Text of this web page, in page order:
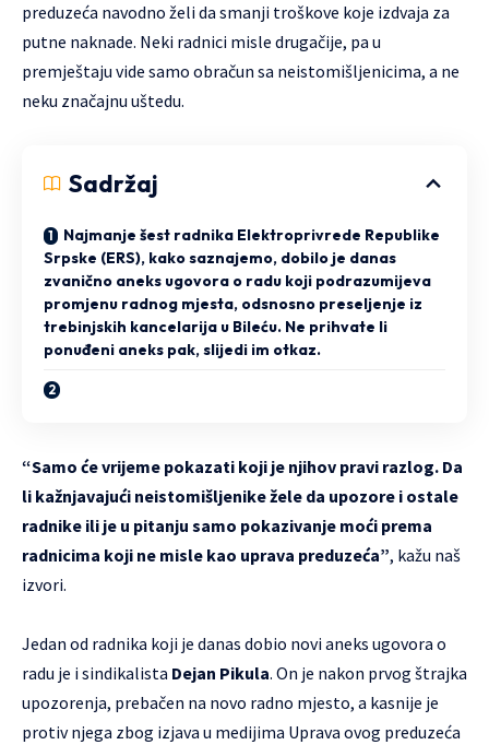
preduzeća navodno želi da smanji troškove koje izdvaja za
putne naknade. Neki radnici misle drugačije, pa u
premještaju vide samo obračun sa neistomišljenicima, a ne
neku značajnu uštedu.
Sadržaj
Najmanje šest radnika Elektroprivrede Republike
Srpske (ERS), kako saznajemo, dobilo je danas
zvanično aneks ugovora o radu koji podrazumijeva
promjenu radnog mjesta, odsnosno preseljenje iz
trebinjskih kancelarija u Bileću. Ne prihvate li
ponuđeni aneks pak, slijedi im otkaz.
“Samo će vrijeme pokazati koji je njihov pravi razlog. Da
li kažnjavajući neistomišljenike žele da upozore i ostale
radnike ili je u pitanju samo pokazivanje moći prema
radnicima koji ne misle kao uprava preduzeća”, kažu naš
izvori.
Jedan od radnika koji je danas dobio novi aneks ugovora o
radu je i sindikalista Dejan Pikula. On je nakon prvog štrajka
upozorenja, prebačen na novo radno mjesto, a kasnije je
protiv njega zbog izjava u medijima Uprava ovog preduzeća